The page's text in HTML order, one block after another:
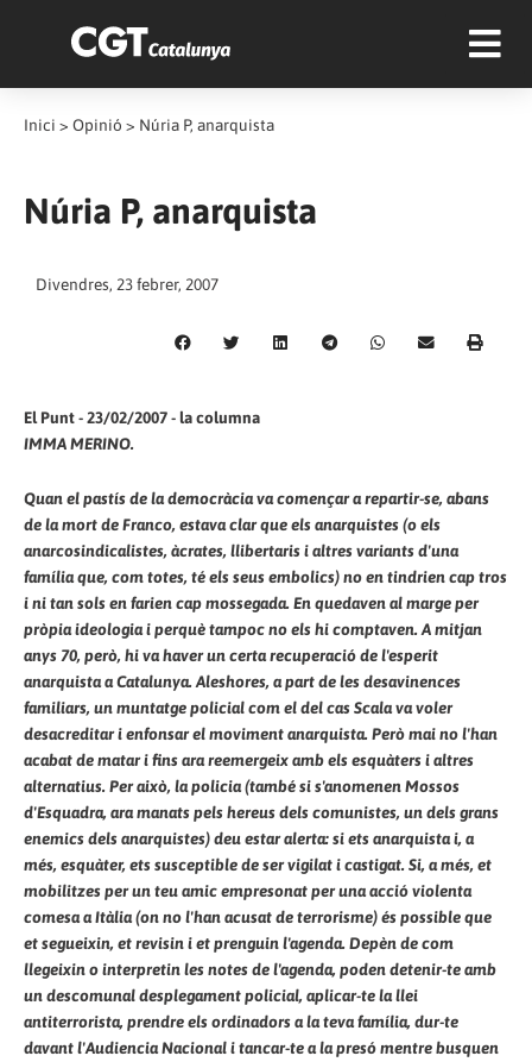
Inici > Opinió > Núria P, anarquista
Núria P, anarquista
Divendres, 23 febrer, 2007
El Punt - 23/02/2007 - la columna
IMMA MERINO.
Quan el pastís de la democràcia va començar a repartir-se, abans
de la mort de Franco, estava clar que els anarquistes (o els
anarcosindicalistes, àcrates, llibertaris i altres variants d'una
família que, com totes, té els seus embolics) no en tindrien cap tros
i ni tan sols en farien cap mossegada. En quedaven al marge per
pròpia ideologia i perquè tampoc no els hi comptaven. A mitjan
anys 70, però, hi va haver un certa recuperació de l'esperit
anarquista a Catalunya. Aleshores, a part de les desavinences
familiars, un muntatge policial com el del cas Scala va voler
desacreditar i enfonsar el moviment anarquista. Però mai no l'han
acabat de matar i fins ara reemergeix amb els esquàters i altres
alternatius. Per això, la policia (també si s'anomenen Mossos
d'Esquadra, ara manats pels hereus dels comunistes, un dels grans
enemics dels anarquistes) deu estar alerta: si ets anarquista i, a
més, esquàter, ets susceptible de ser vigilat i castigat. Si, a més, et
mobilitzes per un teu amic empresonat per una acció violenta
comesa a Itàlia (on no l'han acusat de terrorisme) és possible que
et segueixin, et revisin i et prenguin l'agenda. Depèn de com
llegeixin o interpretin les notes de l'agenda, poden detenir-te amb
un descomunal desplegament policial, aplicar-te la llei
antiterrorista, prendre els ordinadors a la teva família, dur-te
davant l'Audiencia Nacional i tancar-te a la presó mentre busquen